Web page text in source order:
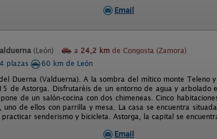
Email
(León) a 24,2 km de Congosta (Zamora)
plazas
60 km de León
Duerna (Valduerna). A la sombra del mítico monte Teleno
de Astorga. Disfrutaréis de un entorno de agua y arbolado
de un salón-cocina con dos chimeneas. Cinco
uno de ellos con parrilla y mesa. La casa se encuentra
senderismo y bicicleta. Astorga, la capital se
Email